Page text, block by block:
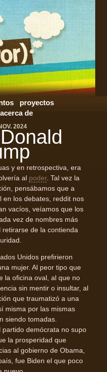
proyectos
acerca de
2024
y en retrospectiva, era
al poder. Tal vez la
pensábamos que a
en los debates, reddit nos
vacíos, veíamos que los
vez de nombres más
de la contienda
Unidos prefirieron
mujer. Al peor tipo que
la oficina oval, al que no
sin mentir o insultar, al
que traumatizó a una
misma por las mismas
siendo tomadas.
demócrata no supo
la prosperidad que
al gobierno de Obama,
fue Biden el que poco